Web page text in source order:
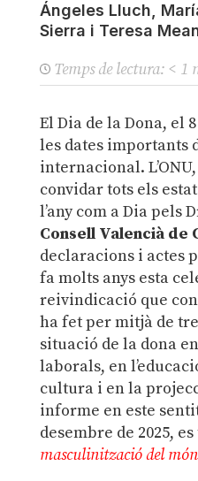
Ángeles Lluch,
Sierra i Teresa
Temps de lectura: < 1
El Dia de la Dona, el
les dates importants
internacional. L’ONU,
convidar tots els
l’any com a Dia pels
Consell Valencià de
declaracions i actes
fa molts anys esta
reivindicació que
ha fet per mitjà de
situació de la dona
laborals, en
cultura i en la
informe en este
desembre de 2025,
masculinització del